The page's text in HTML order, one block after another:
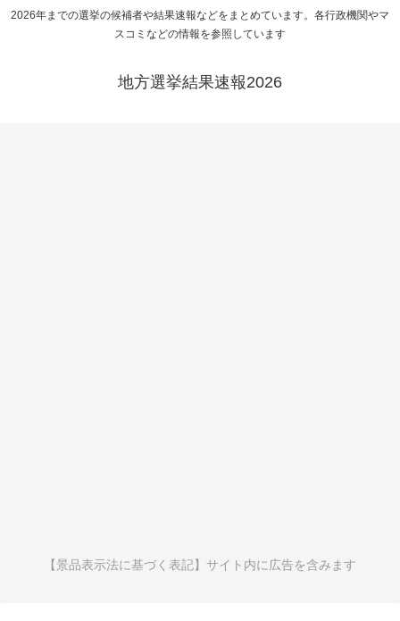
2026年までの選挙の候補者や結果速報などをまとめています。各行政機関やマ
スコミなどの情報を参照しています
地方選挙結果速報2026
【景品表示法に基づく表記】サイト内に広告を含みます